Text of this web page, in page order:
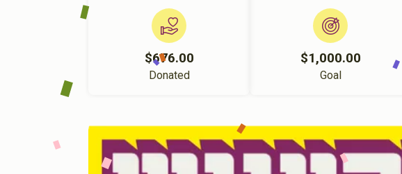
$676.00
Donated
$1,000.00
Goal